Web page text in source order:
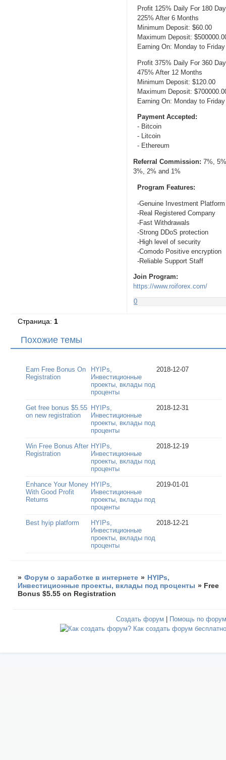
Profit 125% Daily For 180
225% After 6 Months
Minimum Deposit: $60.00
Maximum Deposit:
Earning On: Monday to Friday
Profit 375% Daily For 360
475% After 12 Months
Minimum Deposit: $120.00
Maximum Deposit:
Earning On: Monday to Friday
Payment Accepted:
- Bitcoin
- Litcoin
- Ethereum
Referral Commission: 7%,
3%, 2% and 1%
Program Features:
-Genuine Investment Platform
-Real Registered Company
-Fast Withdrawals
-Strong DDoS protection
-High level of security
-Comodo Positive encryption
-Reliable Support Staff
Join Program:
https://www.roiforex.com/
0
Страница: 1
Похожие темы
Earn Free Bonus On
Registration
HYIPs,
Инвестиционные
проекты, вклады под
проценты
2018-12-07
Get free bonus $5.55
on new registration
HYIPs,
Инвестиционные
проекты, вклады под
проценты
2018-12-31
Win Free Bonus After
Registration
HYIPs,
Инвестиционные
проекты, вклады под
проценты
2018-12-19
Enhance Your Money
With Good Profit
Returns
HYIPs,
Инвестиционные
проекты, вклады под
проценты
2019-01-01
Best hyip platform
HYIPs,
Инвестиционные
проекты, вклады под
проценты
2018-12-21
» Форум о заработке в интернете » HYIPs,
Инвестиционные проекты, вклады под проценты » Free
Bonus $5.55 on Registration
Создать форум Помощь по